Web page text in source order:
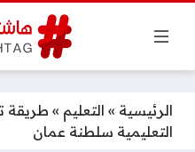
الرئيسية » التعليم » طريقة
التعليمية سلطنة عمان